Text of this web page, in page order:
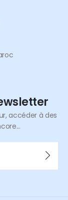
accéder à des